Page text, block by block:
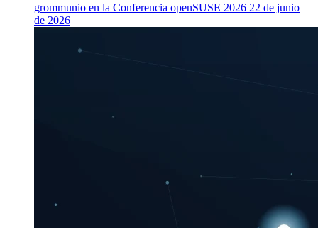
grommunio en la Conferencia openSUSE 2026 22 de junio
de 2026